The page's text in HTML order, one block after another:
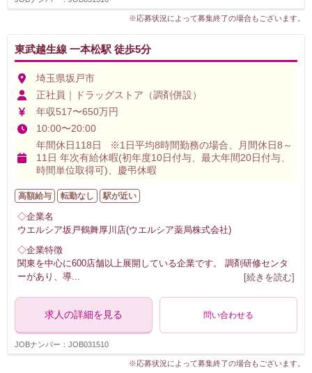
※応募状況によって募集終了の場合もございます。
東武越生線 一本松駅 徒歩5分
埼玉県坂戸市
正社員｜ドラッグストア（調剤併設）
年収517〜650万円
10:00〜20:00
年間休日118日 ※1日平均8時間勤務の場合、月間休日8～
11日 年次有給休暇(初年度10日付与、最大年間20日付与、
時間単位取得可)、慶弔休暇
高額給与 転勤なし 駅が近い
◇企業名
ウエルシア坂戸鶴舞厚川店(ウエルシア薬局株式会社)
◇企業特徴
関東を中心に600店舗以上展開している企業です。 調剤研修センタ
ーがあり、導... [続きを読む]
求人の詳細を見る 問い合わせる
JOBナンバー：JOB031510
※応募状況によって募集終了の場合もございます。